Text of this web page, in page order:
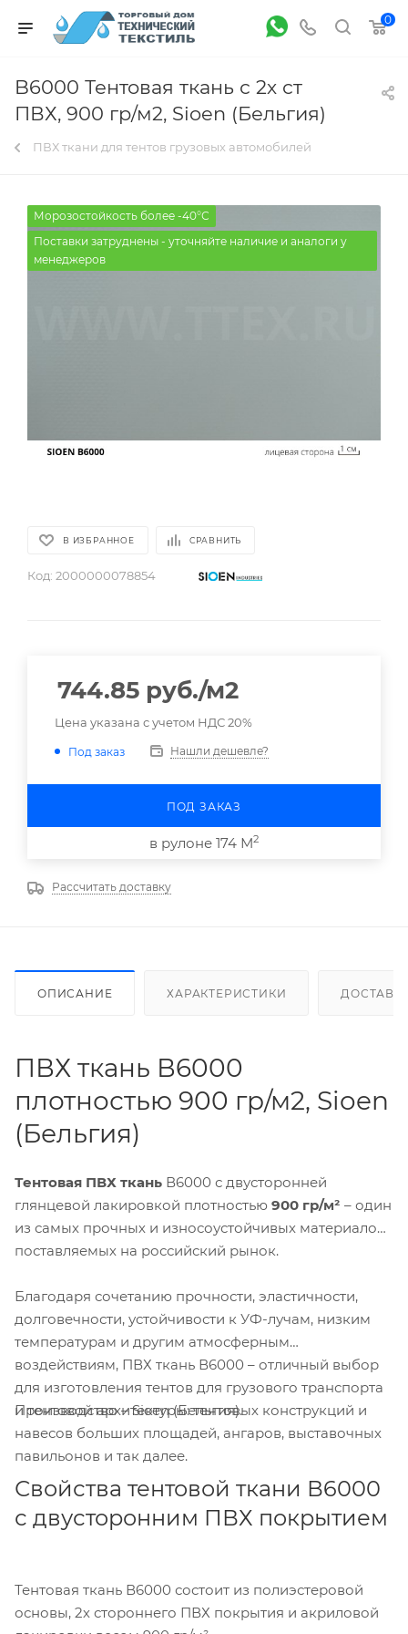
0
B6000 Тентовая ткань с 2х ст
ПВХ, 900 гр/м2, Sioen (Бельгия)
ПВХ ткани для тентов грузовых автомобилей
Морозостойкость более -40°С
Поставки затруднены - уточняйте наличие и аналоги у
менеджеров
В ИЗБРАННОЕ СРАВНИТЬ
Код: 2000000078854
744.85 руб./м2
Цена указана с учетом НДС 20%
Под заказ Нашли дешевле?
ПОД ЗАКАЗ
в рулоне 174 М2
Рассчитать доставку
ОПИСАНИЕ ХАРАКТЕРИСТИКИ
ПВХ ткань В6000
плотностью 900 гр/м2, Sioen
(Бельгия)
Тентовая ПВХ ткань В6000 с двусторонней
глянцевой лакировкой плотностью 900 гр/м² – один
из самых прочных и износоустойчивых материалов,
поставляемых на российский рынок.
Благодаря сочетанию прочности, эластичности,
долговечности, устойчивости к УФ-лучам, низким
температурам и другим атмосферным
воздействиям, ПВХ ткань В6000 – отличный выбор
для изготовления тентов для грузового транспорта
и тентовой архитектуры: тентовых конструкций и
навесов больших площадей, ангаров, выставочных
павильонов и так далее.
Производство – Sioen (Бельгия).
Свойства тентовой ткани В6000
с двусторонним ПВХ покрытием
Тентовая ткань В6000 состоит из полиэстеровой
основы, 2х стороннего ПВХ покрытия и акриловой